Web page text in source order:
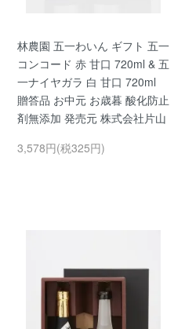
林農園 五一わいん ギフト 五一
コンコード 赤 甘口 720ml & 五
一ナイヤガラ 白 甘口 720ml
贈答品 お中元 お歳暮 酸化防止
剤無添加 発売元 株式会社片山
3,578円(税325円)